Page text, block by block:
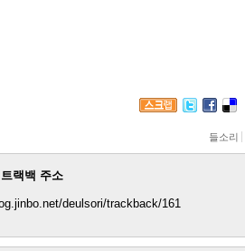
들소리
랙백 주소
deulsori/trackback/161